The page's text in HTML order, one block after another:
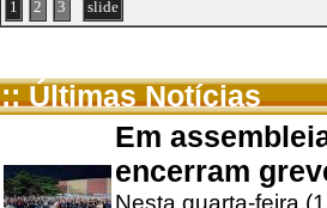
1 2 3 slide
:: Últimas Notícias
Em
encerram
Nesta quarta-feira